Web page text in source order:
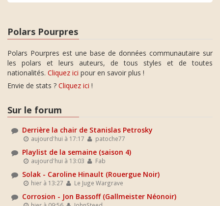
Polars Pourpres
Polars Pourpres est une base de données communautaire sur
les polars et leurs auteurs, de tous styles et de toutes
nationalités. Cliquez ici pour en savoir plus !
Envie de stats ? Cliquez ici !
Sur le forum
Derrière la chair de Stanislas Petrosky
aujourd'hui à 17:17 patoche77
Playlist de la semaine (saison 4)
aujourd'hui à 13:03 Fab
Solak - Caroline Hinault (Rouergue Noir)
hier à 13:27 Le Juge Wargrave
Corrosion - Jon Bassoff (Gallmeister Néonoir)